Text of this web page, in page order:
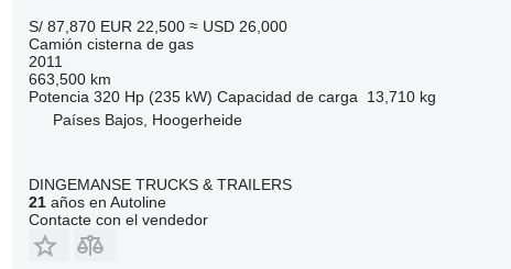
S/ 87,870 EUR 22,500 ≈ USD 26,000
Camión cisterna de gas
2011
663,500 km
Potencia 320 Hp (235 kW) Capacidad de carga
13,710 kg
Países Bajos, Hoogerheide
DINGEMANSE TRUCKS & TRAILERS
21años en Autoline
Contacte con el vendedor